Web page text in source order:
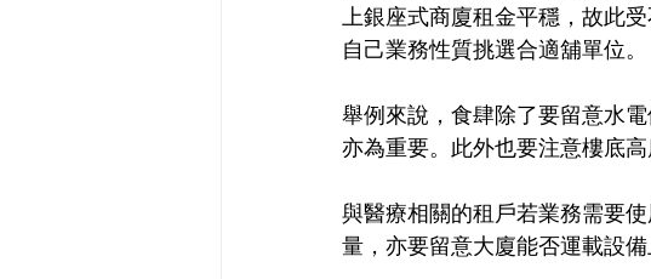
上銀座式商廈租金平穩，故此
自己業務性質挑選合適舖單位。
舉例來說，食肆除了要留意水
亦為重要。此外也要注意樓底
與醫療相關的租戶若業務需要
量，亦要留意大廈能否運載設